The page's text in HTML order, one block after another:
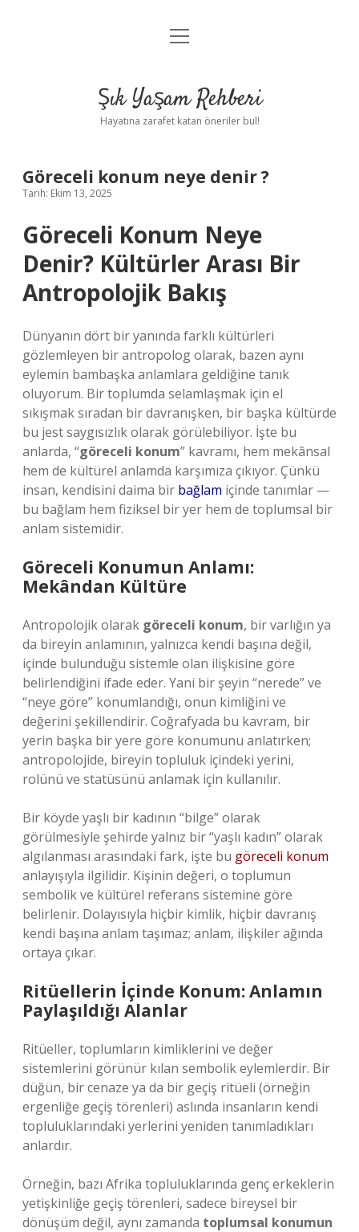
Anasayfa
Yasal Uyarı
menüyü
Şık Yaşam Rehberi
Hayatına zarafet katan öneriler bul!
Göreceli konum neye denir ?
Tarih: Ekim 13, 2025
Göreceli Konum Neye
Denir? Kültürler Arası Bir
Antropolojik Bakış
Dünyanın dört bir yanında farklı kültürleri
gözlemleyen bir antropolog olarak, bazen aynı
eylemin bambaşka anlamlara geldiğine tanık
oluyorum. Bir toplumda selamlaşmak için el
sıkışmak sıradan bir davranışken, bir başka kültürde
bu jest saygısızlık olarak görülebiliyor. İşte bu
anlarda, “göreceli konum” kavramı, hem mekânsal
hem de kültürel anlamda karşımıza çıkıyor. Çünkü
insan, kendisini daima bir bağlam içinde tanımlar —
bu bağlam hem fiziksel bir yer hem de toplumsal bir
anlam sistemidir.
Göreceli Konumun Anlamı:
Mekândan Kültüre
Antropolojik olarak göreceli konum, bir varlığın ya
da bireyin anlamının, yalnızca kendi başına değil,
içinde bulunduğu sistemle olan ilişkisine göre
belirlendiğini ifade eder. Yani bir şeyin “nerede” ve
“neye göre” konumlandığı, onun kimliğini ve
değerini şekillendirir. Coğrafyada bu kavram, bir
yerin başka bir yere göre konumunu anlatırken;
antropolojide, bireyin topluluk içindeki yerini,
rolünü ve statüsünü anlamak için kullanılır.
Bir köyde yaşlı bir kadının “bilge” olarak
görülmesiyle şehirde yalnız bir “yaşlı kadın” olarak
algılanması arasındaki fark, işte bu göreceli konum
anlayışıyla ilgilidir. Kişinin değeri, o toplumun
sembolik ve kültürel referans sistemine göre
belirlenir. Dolayısıyla hiçbir kimlik, hiçbir davranış
kendi başına anlam taşımaz; anlam, ilişkiler ağında
ortaya çıkar.
Ritüellerin İçinde Konum: Anlamın
Paylaşıldığı Alanlar
Ritüeller, toplumların kimliklerini ve değer
sistemlerini görünür kılan sembolik eylemlerdir. Bir
düğün, bir cenaze ya da bir geçiş ritüeli (örneğin
ergenliğe geçiş törenleri) aslında insanların kendi
topluluklarındaki yerlerini yeniden tanımladıkları
anlardır.
Örneğin, bazı Afrika topluluklarında genç erkeklerin
yetişkinliğe geçiş törenleri, sadece bireysel bir
dönüşüm değil, aynı zamanda toplumsal konumun